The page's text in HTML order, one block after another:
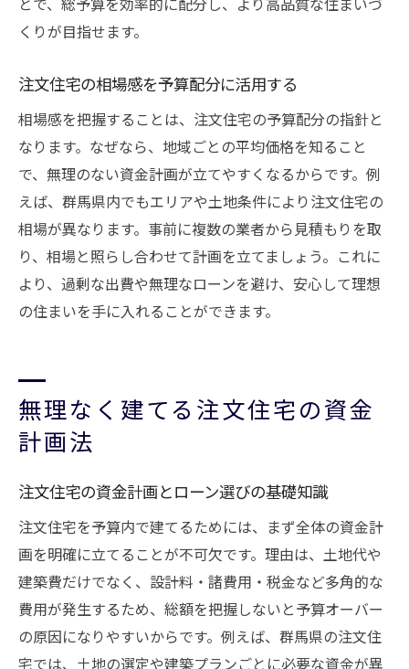
術
ツ
予算内で満足度の高い注文住宅を選ぶポイ
ント
注文住宅の特徴や工法を比較して最適な選
択を
相場とコストパフォーマンス重視の住宅選
び
後悔しない注文住宅を建てるための判断基
準
手順
群馬の注文住宅市場動向や相場情報を解説
は
注文住宅を建てる前に知りたい相場知識
相場を参考に納得の注文住宅プランを作成
注文住宅の相場理解が満足度アップの鍵
くりが目指せます。
注文住宅の相場感を予算配分に活用する
相場感を把握することは、注文住宅の予算配分の指針と
なります。なぜなら、地域ごとの平均価格を知ること
で、無理のない資金計画が立てやすくなるからです。例
えば、群馬県内でもエリアや土地条件により注文住宅の
相場が異なります。事前に複数の業者から見積もりを取
り、相場と照らし合わせて計画を立てましょう。これに
より、過剰な出費や無理なローンを避け、安心して理想
の住まいを手に入れることができます。
無理なく建てる注文住宅の資金
計画法
注文住宅の資金計画とローン選びの基礎知識
注文住宅を予算内で建てるためには、まず全体の資金計
画を明確に立てることが不可欠です。理由は、土地代や
建築費だけでなく、設計料・諸費用・税金など多角的な
費用が発生するため、総額を把握しないと予算オーバー
の原因になりやすいからです。例えば、群馬県の注文住
宅では、土地の選定や建築プランごとに必要な資金が異